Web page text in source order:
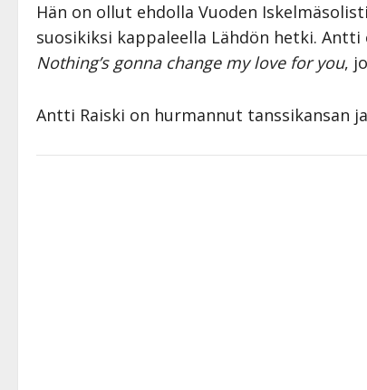
Hän on ollut ehdolla Vuoden
suosikiksi kappaleella Lähdön hetki.
Nothing’s gonna change my love for you,
Antti Raiski on hurmannut tanssikansan